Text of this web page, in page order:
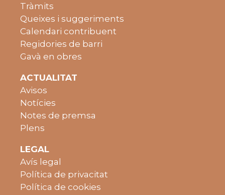
Tràmits
Queixes i suggeriments
Calendari contribuent
Regidories de barri
Gavà en obres
ACTUALITAT
Avisos
Notícies
Notes de premsa
Plens
LEGAL
Avís legal
Política de privacitat
Política de cookies